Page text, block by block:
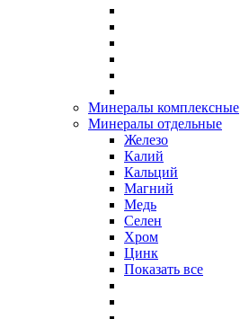
Минералы комплексные
Минералы отдельные
Железо
Калий
Кальций
Магний
Медь
Селен
Хром
Цинк
Показать все